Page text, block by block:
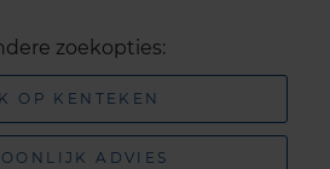
zoekopties:
OP KENTEKEN
ADVIES